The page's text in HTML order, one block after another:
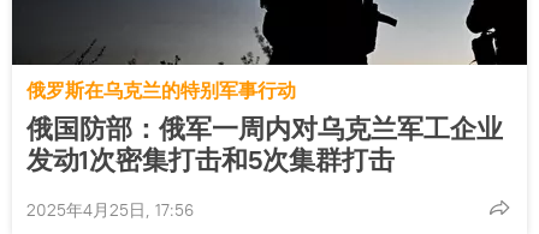
俄罗斯在乌克兰的特别军事行动
俄国防部：俄军一周内对乌克兰军工企业
发动1次密集打击和5次集群打击
2025年4月25日, 17:56